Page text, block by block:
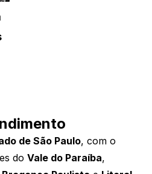
de São Paulo, com o
doVale do Paraíba,